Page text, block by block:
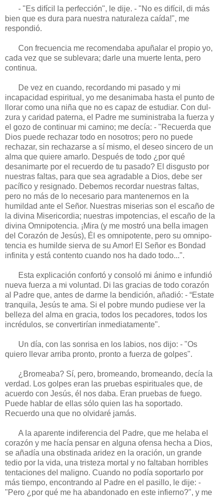
- "Es difícil la perfección", le dije. - "No es difícil, di más
bien que es dura para nuestra naturaleza caída!", me
respondió.
Con frecuencia me recomendaba apuña­lar el propio yo,
cada vez que se sublevara; darle una muerte lenta, pero
continua.
De vez en cuando, recordando mi pasa­do y mi
incapacidad espiritual, yo me desanimaba hasta el punto de
llorar como una niña que no es capaz de estudiar. Con dul­
zura y caridad paterna, el Padre me sumi­nistraba la fuerza y
el gozo de continuar mi camino; me decía: - "Recuerda que
Dios puede rechazar todo en nosotros; pero no puede
rechazar, sin rechazarse a sí mismo, el deseo sincero de un
alma que quiere amarlo. Des­pués de todo ¿por qué
desanimarte por el recuerdo de tu pasado? El disgusto por
nues­tras faltas, para que sea agradable a Dios, debe ser
pacífico y resignado. Debemos recordar nuestras faltas,
pero no más de lo necesario para mantenernos en la
humildad ante el Señor. Nuestras miserias son el escaño de
la divina Misericordia; nuestras impotencias, el escaño de la
divina Omnipotencia. ¡Mira (y me mostró una bella imagen
del Corazón de Jesús), Él es omnipotente, pero su omnipo­
tencia es humilde sierva de su Amor! El Se­ñor es Bondad
infinita y está contento cuan­do nos ha dado todo...".
Esta explicación confortó y consoló mi ánimo e infundió
nueva fuerza a mi volun­tad. Di las gracias de todo corazón
al Padre que, antes de darme la bendición, añadió: - “Estate
tranquila, Jesús te ama. Si el pobre mundo pudiese ver la
belleza del alma en gracia, todos los pecadores, todos los
incré­dulos, se convertirían inmediatamente".
Un día, con las sonrisa en los labios, nos dijo: - "Os
quiero llevar arriba pronto, pronto a fuerza de golpes".
¿Bromeaba? Sí, pero, bromeando, bro­meando, decía la
verdad. Los golpes eran las pruebas espirituales que, de
acuerdo con Je­sús, él nos daba. Eran pruebas de fuego.
Pue­de hablar de ellas sólo quien las ha soportado.
Recuerdo una que no olvidaré jamás.
A la aparente indiferencia del Padre, que me helaba el
corazón y me hacía pensar en alguna ofensa hecha a Dios,
se añadía una obstinada aridez en la oración, un grande
tedio por la vida, una tristeza mortal y no faltaban horribles
tentaciones del maligno. Cuando no podía soportarlo por
más tiem­po, encontrando al Padre en el pasillo, le dije: -
"Pero ¿por qué me ha abandonado en este infierno?", y me